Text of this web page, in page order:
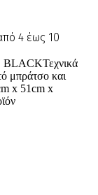
4 έως 10
BLACKΤεχνικά
μπράτσο και
x 51cm x